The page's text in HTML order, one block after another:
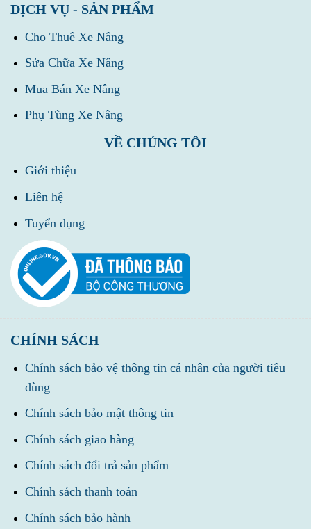
DỊCH VỤ - SẢN PHẨM
Cho Thuê Xe Nâng
Sửa Chữa Xe Nâng
Mua Bán Xe Nâng
Phụ Tùng Xe Nâng
VỀ CHÚNG TÔI
Giới thiệu
Liên hệ
Tuyển dụng
CHÍNH SÁCH
Chính sách bảo vệ thông tin cá nhân của người tiêu
dùng
Chính sách bảo mật thông tin
Chính sách giao hàng
Chính sách đổi trả sản phẩm
Chính sách thanh toán
Chính sách bảo hành